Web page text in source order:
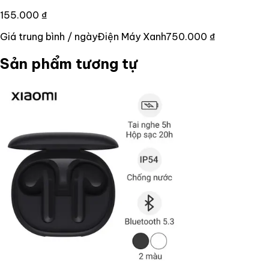
155.000 ₫
Giá trung bình / ngàyĐiện Máy Xanh750.000 ₫
Sản phẩm tương tự